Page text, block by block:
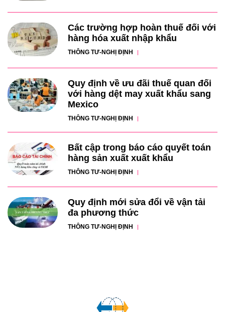
Các trường hợp hoàn thuế đối với
hàng hóa xuất nhập khẩu
THÔNG TƯ-NGHỊ ĐỊNH
Quy định về ưu đãi thuế quan đối
với hàng dệt may xuất khẩu sang
Mexico
THÔNG TƯ-NGHỊ ĐỊNH
Bất cập trong báo cáo quyết toán
hàng sản xuất xuất khẩu
THÔNG TƯ-NGHỊ ĐỊNH
Quy định mới sửa đổi về vận tải
đa phương thức
THÔNG TƯ-NGHỊ ĐỊNH